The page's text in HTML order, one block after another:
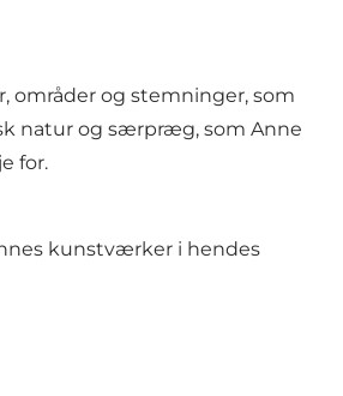
områder og stemninger, som
natur og særpræg, som Anne
for.
kunstværker i hendes